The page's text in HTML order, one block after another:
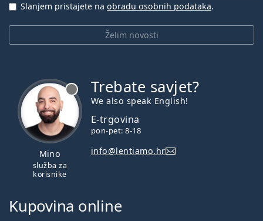
Želim novosti
Slanjem pristajete na obradu osobnih podataka.
Mino
služba za
korisnike
Trebate savjet?
We also speak English!
E-trgovina
pon-pet: 8-18
info@lentiamo.hr
Kupovina online